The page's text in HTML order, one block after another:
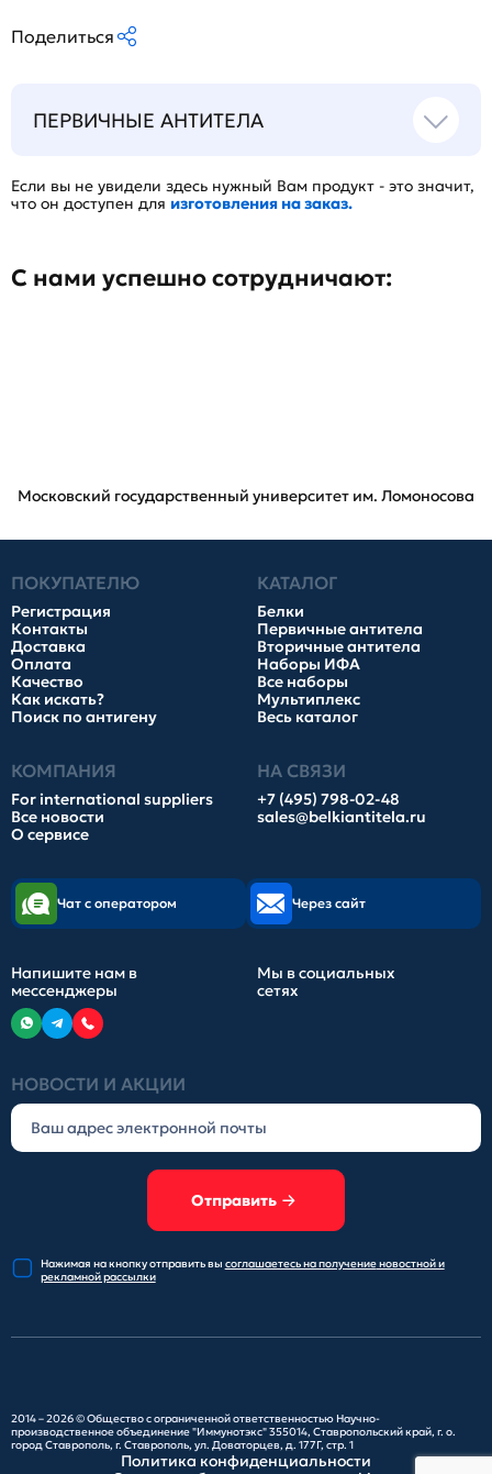
Поделиться
ПЕРВИЧНЫЕ АНТИТЕЛА
Если вы не увидели здесь нужный Вам продукт - это значит,
что он доступен для изготовления на заказ.
С нами успешно сотрудничают:
Московский государственный университет им. Ломоносова
ПОКУПАТЕЛЮ
Регистрация
Контакты
Доставка
Оплата
Качество
Как искать?
Поиск по антигену
КАТАЛОГ
Белки
Первичные антитела
Вторичные антитела
Наборы ИФА
Все наборы
Мультиплекс
Весь каталог
КОМПАНИЯ
For international suppliers
Все новости
О сервисе
НА СВЯЗИ
+7 (495) 798-02-48
sales@belkiantitela.ru
НОВОСТИ И АКЦИИ
Отправить
Нажимая на кнопку отправитьвы соглашаетесь на получениеновостной и
рекламной рассылки
Чат с оператором Через сайт
Напишите нам в
мессенджеры
Мы в социальных
сетях
2014 – 2026 ©Общество с ограниченной ответственностью Научно-
производственное объединение "Иммунотэкс"355014, Ставропольский край, г. о.
город Ставрополь, г. Ставрополь, ул. Доваторцев, д. 177Г, стр. 1
Политика конфиденциальности